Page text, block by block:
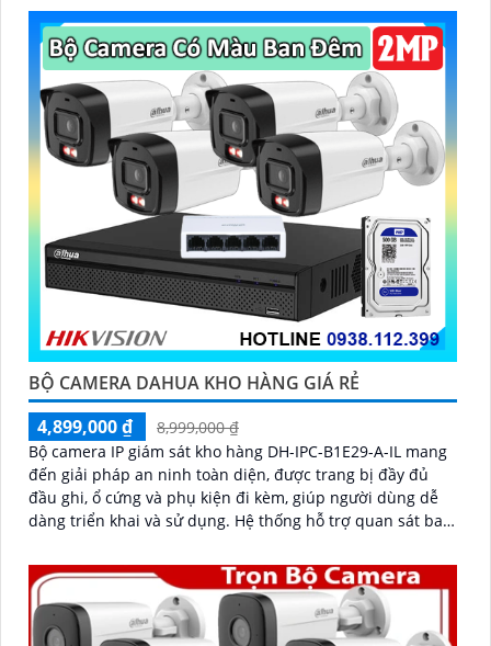
BỘ CAMERA DAHUA KHO HÀNG GIÁ RẺ
4,899,000 ₫
8,999,000 ₫
Bộ camera IP giám sát kho hàng DH-IPC-B1E29-A-IL mang
đến giải pháp an ninh toàn diện, được trang bị đầy đủ
đầu ghi, ổ cứng và phụ kiện đi kèm, giúp người dùng dễ
dàng triển khai và sử dụng. Hệ thống hỗ trợ quan sát ban
ánh sáng trắng, cùng khả năng phát hiện chuyển động
thông minh, giúp đảm bảo an toàn tuyệt đối cho khu vực
kho hàng